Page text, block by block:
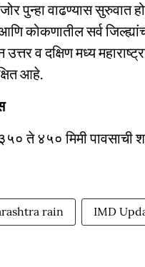
पुन्हा वाढण्यास सुरुवात
कोकणातील सर्व
व दक्षिण मध्य
आहे.
ते ४५० मिमी पावसाची
rain IMD